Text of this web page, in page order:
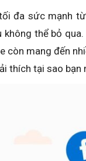
đa sức mạnh
không thể bỏ
còn mang đến
thích tại sao bạn